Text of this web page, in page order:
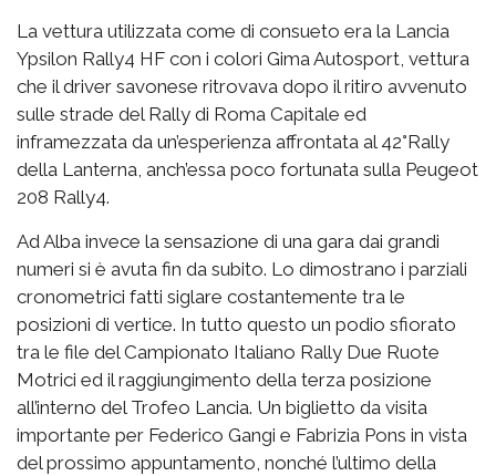
La vettura utilizzata come di consueto era la Lancia
Ypsilon Rally4 HF con i colori Gima Autosport, vettura
che il driver savonese ritrovava dopo il ritiro avvenuto
sulle strade del Rally di Roma Capitale ed
inframezzata da un’esperienza affrontata al 42°Rally
della Lanterna, anch’essa poco fortunata sulla Peugeot
208 Rally4.
Ad Alba invece la sensazione di una gara dai grandi
numeri si è avuta fin da subito. Lo dimostrano i parziali
cronometrici fatti siglare costantemente tra le
posizioni di vertice. In tutto questo un podio sfiorato
tra le file del Campionato Italiano Rally Due Ruote
Motrici ed il raggiungimento della terza posizione
all’interno del Trofeo Lancia. Un biglietto da visita
importante per Federico Gangi e Fabrizia Pons in vista
del prossimo appuntamento, nonché l’ultimo della